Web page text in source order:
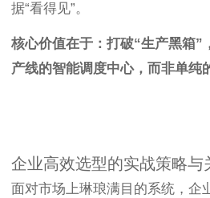
据“看得见”。
核心价值在于：打破“生产黑箱”
产线的智能调度中心，而非单纯
企业高效选型的实战策略与
面对市场上琳琅满目的系统，企